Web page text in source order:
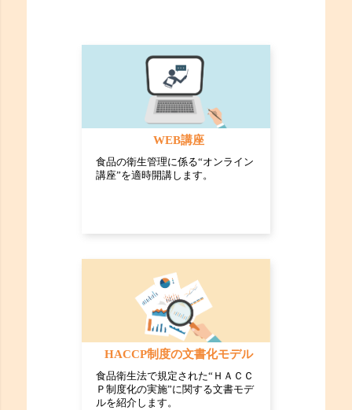
WEB講座
食品の衛生管理に係る“オンライン
講座”を適時開講します。
HACCP制度の文書化モデル
食品衛生法で規定された“ＨＡＣＣ
Ｐ制度化の実施”に関する文書モデ
ルを紹介します。